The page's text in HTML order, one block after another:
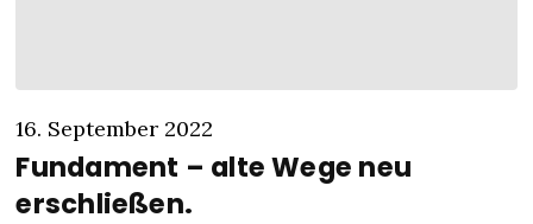
16. September 2022
Fundament – alte Wege neu
erschließen.